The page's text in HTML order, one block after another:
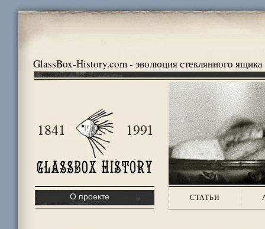
GlassBox-History.com - эволюция стеклянного ящика
О проекте СТАТЬИ